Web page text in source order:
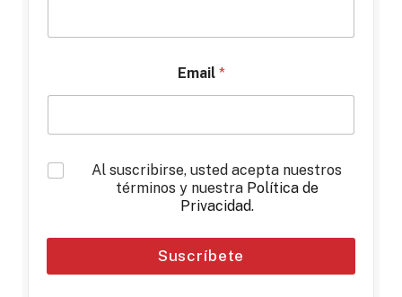
Email *
*
Al suscribirse, usted acepta nuestros
términos y nuestra Política de
Privacidad.
Suscríbete